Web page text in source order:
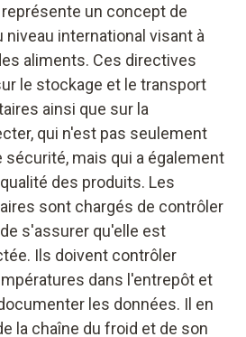
représente un concept de
niveau international visant à
aliments. Ces directives
le stockage et le transport
ainsi que sur la
qui n'est pas seulement
sécurité, mais qui a également
des produits. Les
sont chargés de contrôler
s'assurer qu'elle est
Ils doivent contrôler
dans l'entrepôt et
les données. Il en
la chaîne du froid et de son